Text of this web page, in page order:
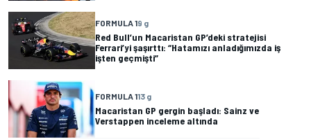
FORMULA 19 g
Red Bull’un Macaristan GP’deki stratejisi
Ferrari’yi şaşırttı: “Hatamızı anladığımızda iş
işten geçmişti”
FORMULA 113 g
Macaristan GP gergin başladı: Sainz ve
Verstappen inceleme altında